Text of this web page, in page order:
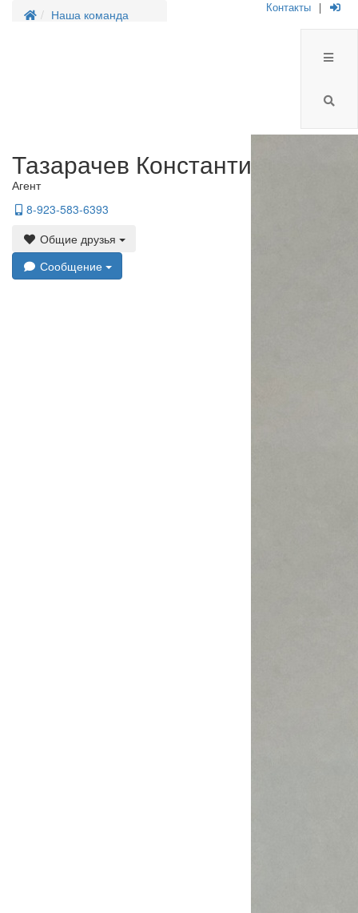
Наша команда Контакты |
Тазарачев Константин
Агент
8-923-583-6393
Общие друзья
Сообщение